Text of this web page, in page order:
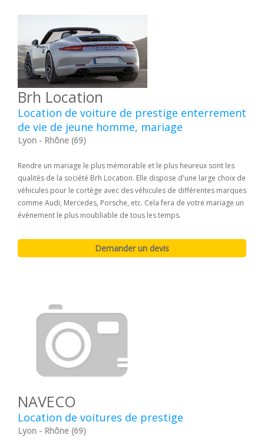
Brh Location
Location de voiture de prestige enterrement
de vie de jeune homme, mariage
Lyon - Rhône (69)
Rendre un mariage le plus mémorable et le plus heureux sont les
qualités de la société Brh Location. Elle dispose d'une large choix de
véhicules pour le cortège avec des véhicules de différentes marques
comme Audi, Mercedes, Porsche, etc. Cela fera de votre mariage un
évènement le plus inoubliable de tous les temps.
NAVECO
Location de voitures de prestige
Lyon - Rhône (69)